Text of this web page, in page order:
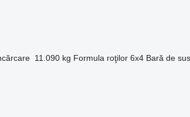
11.090 kg Formula roţilor 6x4 Bară de